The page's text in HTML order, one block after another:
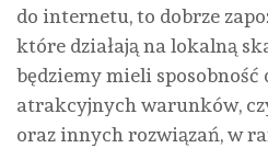
do internetu, to dobrze
które działają na lokalną
będziemy mieli sposobność
atrakcyjnych warunków,
oraz innych rozwiązań, w